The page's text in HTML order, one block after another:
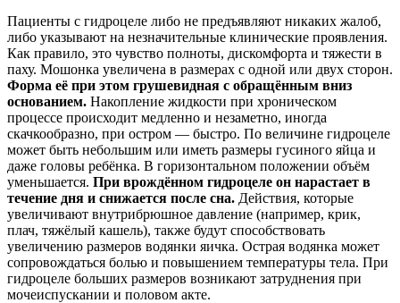
Пациенты с гидроцеле либо не предъявляют никаких жалоб,
либо указывают на незначительные клинические проявления.
Как правило, это чувство полноты, дискомфорта и тяжести в
паху. Мошонка увеличена в размерах с одной или двух сторон.
Форма её при этом грушевидная с обращённым вниз
основанием. Накопление жидкости при хроническом
процессе происходит медленно и незаметно, иногда
скачкообразно, при остром — быстро. По величине гидроцеле
может быть небольшим или иметь размеры гусиного яйца и
даже головы ребёнка. В горизонтальном положении объём
уменьшается. При врождённом гидроцеле он нарастает в
течение дня и снижается после сна. Действия, которые
увеличивают внутрибрюшное давление (например, крик,
плач, тяжёлый кашель), также будут способствовать
увеличению размеров водянки яичка. Острая водянка может
сопровождаться болью и повышением температуры тела. При
гидроцеле больших размеров возникают затруднения при
мочеиспускании и половом акте.